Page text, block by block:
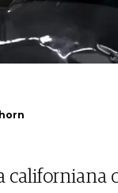
californiana